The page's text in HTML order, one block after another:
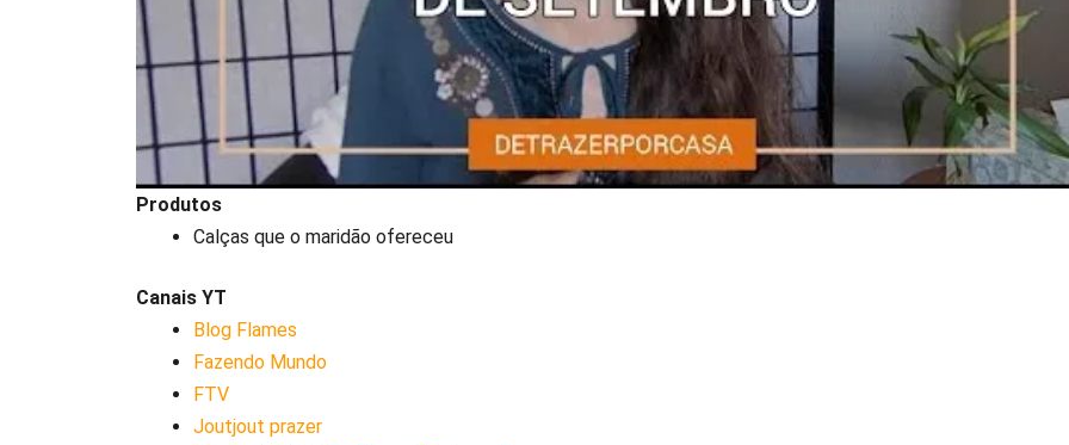
Produtos
Calças que o maridão ofereceu
Canais YT
Blog Flames
Fazendo Mundo
FTV
Joutjout prazer